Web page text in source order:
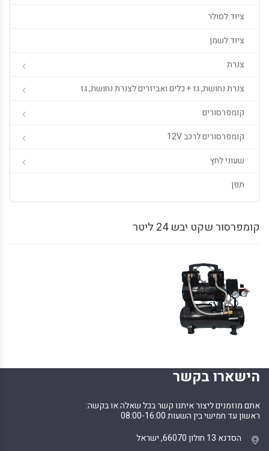
ציוד לסולר
ציוד לשמן
צנרת
צנרת נחושת, גז + כלים ואביזרים לצנרת נחושת, גז
קומפרסורים
קומפרסורים לרכב 12V
שעוני לחץ
תפן
קומפרסור שקט יבש 24 ליטר
הישארו בקשר
אתם מוזמנים ליצור איתנו קשר בכל שאלה או בקשה:
ראשון עד חמישי בין השעות 08:00-16:00
הסדנא 13 חולון 66070, ישראל